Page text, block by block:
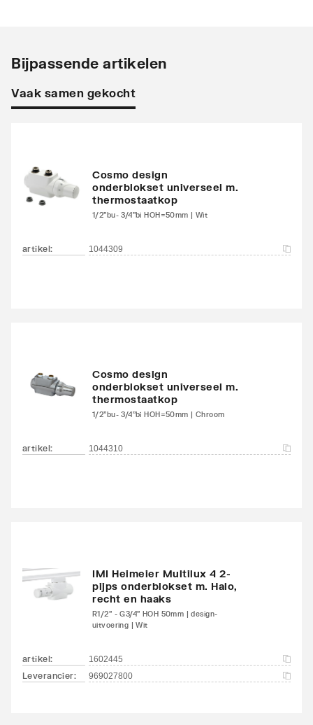
Warmteafgifte EN 442
20°C - 55/45
Warmteafgifte 20°C -
70/40
1050
laboratorium
Standaard kleur Ja
Met bovenbekleding Ja
Aantal standaard
aansluitingen
Bijpassende artikelen
Vaak samen gekocht
Cosmo design
onderblokset universeel m.
thermostaatkop
1/2"bu- 3/4"bi HOH=50mm | Wit
artikel: 1044309
Cosmo design
onderblokset universeel m.
thermostaatkop
1/2"bu- 3/4"bi HOH=50mm | Chroom
artikel: 1044310
IMI Heimeier Multilux 4 2-
pijps onderblokset m. Halo,
recht en haaks
R1/2" - G3/4" HOH 50mm | design-
uitvoering | Wit
artikel: 1602445
Leverancier: 969027800